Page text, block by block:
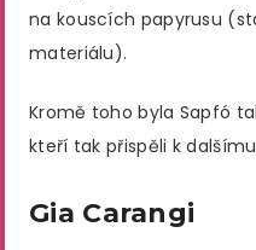
na kouscích papyrusu
materiálu).
Kromě toho byla Sapfó
kteří tak přispěli k
Gia Carangi